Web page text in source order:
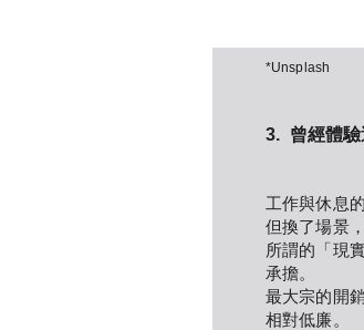
*Unsplash
3.  曾經體
工作與休息
但換了場景
所謂的「現
承擔。
最大宗的開
相對低廉。